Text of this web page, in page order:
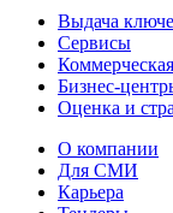
Выдача
Сервисы
Бизнес-
Оценка и
О компании
Для СМИ
Карьера